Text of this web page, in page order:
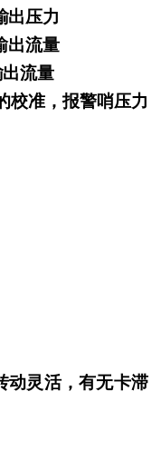
出压力
出流量
流量
校准，报警哨压力
动灵活，有无卡滞